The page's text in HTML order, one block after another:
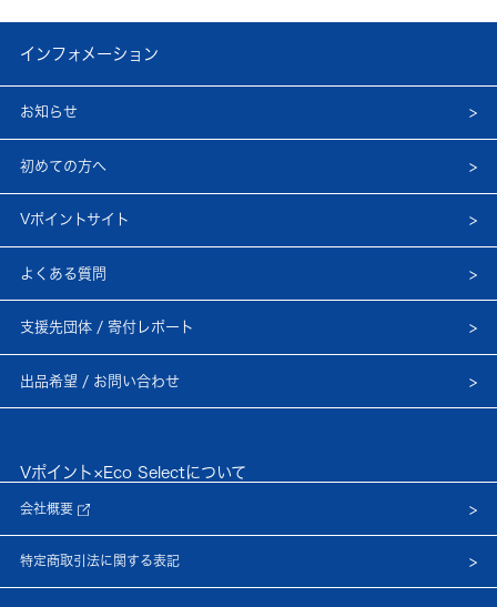
インフォメーション
お知らせ
初めての方へ
Vポイントサイト
よくある質問
支援先団体 / 寄付レポート
出品希望 / お問い合わせ
Vポイント×Eco Selectについて
会社概要
特定商取引法に関する表記